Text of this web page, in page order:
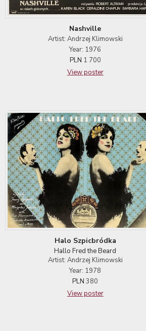
Nashville
Artist: Andrzej Klimowski
Year: 1976
PLN 1 700
View poster
Halo Szpicbródka
Hallo Fred the Beard
Artist: Andrzej Klimowski
Year: 1978
PLN 380
View poster